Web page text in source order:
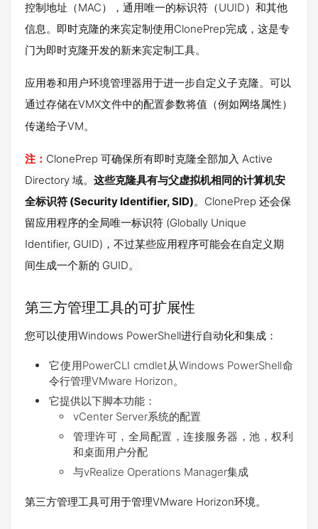
控制地址（MAC），通用唯一的标识符（UUID）和其他
信息。即时克隆的来宾定制使用ClonePrep完成，这是专
门为即时克隆开发的新来宾定制工具。
应用卷和用户环境管理器用于进一步自定义子克隆。可以
通过存储在VMX文件中的配置参数将值（例如网络属性）
传递给子VM。
注： ClonePrep 可确保所有即时克隆全部加入 Active
Directory 域。 这些克隆具有与父虚拟机相同的计算机安
全标识符 (Security Identifier, SID)。ClonePrep 还会保
留应用程序的全局唯一标识符 (Globally Unique
Identifier, GUID)，不过某些应用程序可能会在自定义期
间生成一个新的 GUID。
第三方管理工具的可扩展性
您可以使用Windows PowerShell进行自动化和集成：
它使用PowerCLI cmdlet从Windows PowerShell命
令行管理VMware Horizon。
它提供以下脚本功能：
vCenter Server系统的配置
管理许可，全局配置，连接服务器，池，权利
和桌面用户分配
与vRealize Operations Manager集成
第三方管理工具可用于管理VMware Horizon环境。